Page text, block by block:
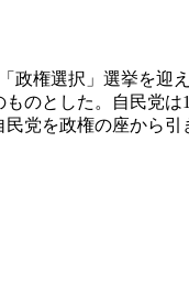
権選択」選挙を迎
のとした。自民党は
党を政権の座から引